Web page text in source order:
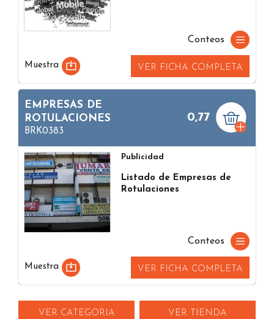
Conteos
Muestra VER FICHA COMPLETA
EMPRESAS DE
ROTULACIONES
BRK0383
0,77
Publicidad
Listado de Empresas de
Rotulaciones
Conteos
Muestra VER FICHA COMPLETA
VER CATEGORIA
VER TIENDA